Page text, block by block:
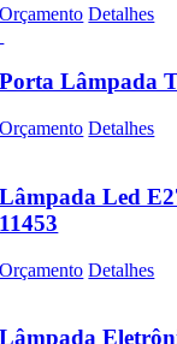
Orçamento Detalhes
Porta Lâmpada
Orçamento Detalhes
Lâmpada Led
11453
Orçamento Detalhes
Lâmpada